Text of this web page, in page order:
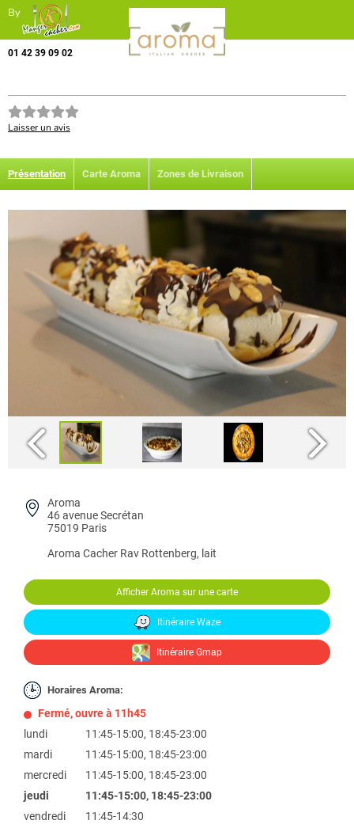
By
01 42 39 09 02
Laisser un avis
Présentation Carte Aroma Zones de Livraison
Aroma
46 avenue Secrétan
75019 Paris
Aroma Cacher Rav Rottenberg, lait
Afficher Aroma sur une carte
Itinéraire Waze
Itinéraire Gmap
Horaires Aroma:
Fermé, ouvre à 11h45
lundi
11:45-15:00, 18:45-23:00
mardi
11:45-15:00, 18:45-23:00
mercredi
11:45-15:00, 18:45-23:00
jeudi
11:45-15:00, 18:45-23:00
vendredi
11:45-14:30